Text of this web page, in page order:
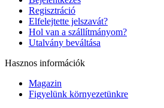
Regisztráció
Elfelejtette jelszavát?
Hol van a szállítmányom?
Utalvány beváltása
Hasznos információk
Magazin
Figyelünk környezetünkre